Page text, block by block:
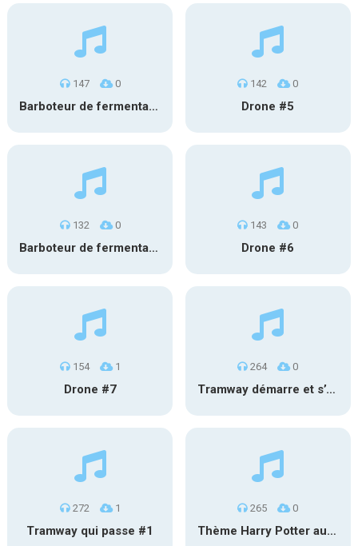
147 0
Barboteur de fermentation #1
142 0
Drone #5
132 0
Barboteur de fermentation #2
143 0
Drone #6
154 1
Drone #7
264 0
Tramway démarre et s’éloigne #2
272 1
Tramway qui passe #1
265 0
Thème Harry Potter au carillon